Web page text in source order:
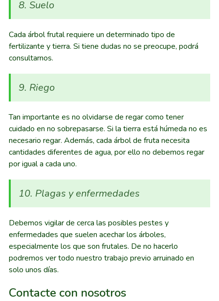
8. Suelo
Cada árbol frutal requiere un determinado tipo de
fertilizante y tierra. Si tiene dudas no se preocupe, podrá
consultarnos.
9. Riego
Tan importante es no olvidarse de regar como tener
cuidado en no sobrepasarse. Si la tierra está húmeda no es
necesario regar. Además, cada árbol de fruta necesita
cantidades diferentes de agua, por ello no debemos regar
por igual a cada uno.
10. Plagas y enfermedades
Debemos vigilar de cerca las posibles pestes y
enfermedades que suelen acechar los árboles,
especialmente los que son frutales. De no hacerlo
podremos ver todo nuestro trabajo previo arruinado en
solo unos días.
Contacte con nosotros